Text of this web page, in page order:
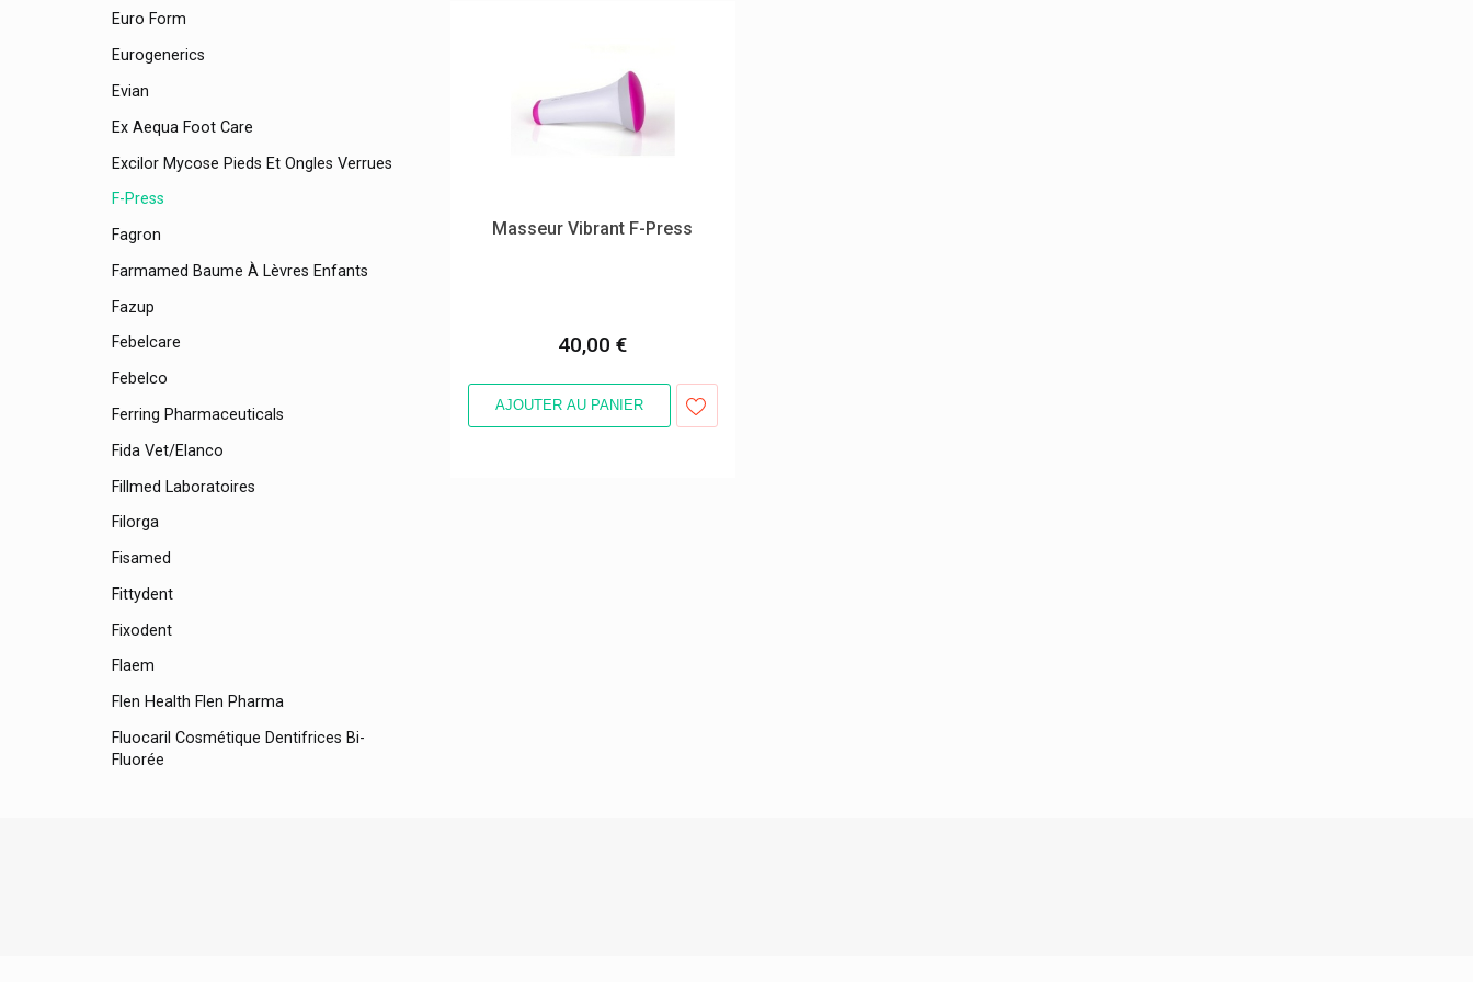
Euro Form
Eurogenerics
Evian
Ex Aequa Foot Care
Excilor Mycose Pieds Et Ongles Verrues
F-Press
Fagron
Farmamed Baume À Lèvres Enfants
Fazup
Febelcare
Febelco
Ferring Pharmaceuticals
Fida Vet/elanco
Fillmed Laboratoires
Filorga
Fisamed
Fittydent
Fixodent
Flaem
Flen Health Flen Pharma
Fluocaril Cosmétique Dentifrices Bi-
Fluorée
Masseur Vibrant F-Press
40,00 €
AJOUTER AU PANIER